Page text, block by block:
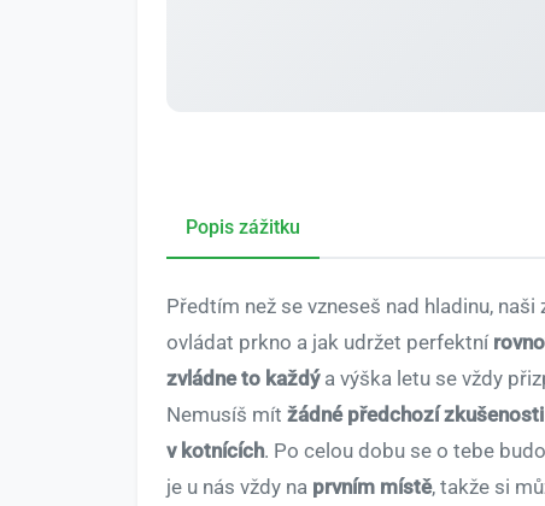
Popis zážitku
Předtím než se vzneseš nad hladinu,
ovládat prkno a jak udržet perfektní
zvládne to každýa výška letu se vždy
Nemusíš mít žádné předchozí zkušenosti
v kotnících. Po celou dobu se o tebe
je u nás vždy na prvním místě, takže si